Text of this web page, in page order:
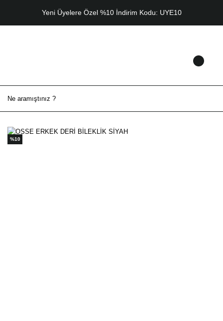
Yeni Üyelere Özel %10 İndirim Kodu: UYE10
%10